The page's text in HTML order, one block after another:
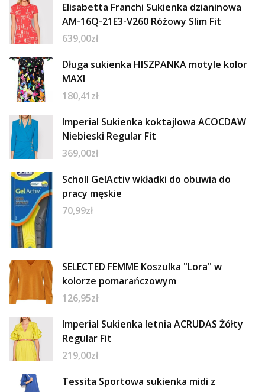
Elisabetta Franchi Sukienka dzianinowa
AM-16Q-21E3-V260 Różowy Slim Fit
639,00zł
Długa sukienka HISZPANKA motyle kolor
MAXI
180,41zł
Imperial Sukienka koktajlowa ACOCDAW
Niebieski Regular Fit
369,00zł
Scholl GelActiv wkładki do obuwia do
pracy męskie
70,99zł
SELECTED FEMME Koszulka "Lora" w
kolorze pomarańczowym
126,95zł
Imperial Sukienka letnia ACRUDAS Żółty
Regular Fit
219,00zł
Tessita Sportowa sukienka midi z